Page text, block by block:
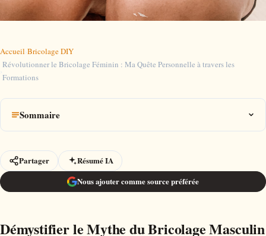
Accueil›Bricolage DIY
›
Révolutionner le Bricolage Féminin : Ma Quête Personnelle à travers les
Formations
Sommaire
Partager
Résumé IA
Nous ajouter comme source préférée
Démystifier le Mythe du Bricolage Masculin